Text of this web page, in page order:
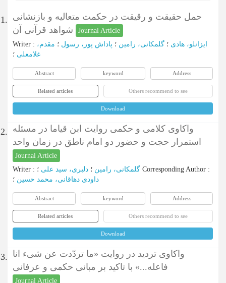
1. حمل حقیقت و رقیقت در حکمت متعالیه و بازنشانی
Journal Article
Writer : ایزانلو، هادی ؛ گلمکانی، رامین ؛ پاداش پور، رسول ؛ مقدم،
غلامعلی ؛
Abstract keyword Address
Related articles Others recommend to see
Download
2. واکاوی کلامی و حکمی روایت ابن قیاما در مسئله
استمرار حجت و حضور دو امام ناطق در زمان واحد
Journal Article
Writer : گلمکانی، رامین ؛ دلبری، سید علی Corresponding Author :
داودی دهاقانی، محمد حسین ؛
Abstract keyword Address
Related articles Others recommend to see
Download
3. واکاوی تردید در روایت «ما تردّدت عن‌ شی‌ء انا
فاعله...» با تاکید بر مبانی حکمی و عرفانی
Journal Article